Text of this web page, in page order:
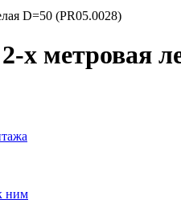
D=50 (PR05.0028)
х метровая
ним